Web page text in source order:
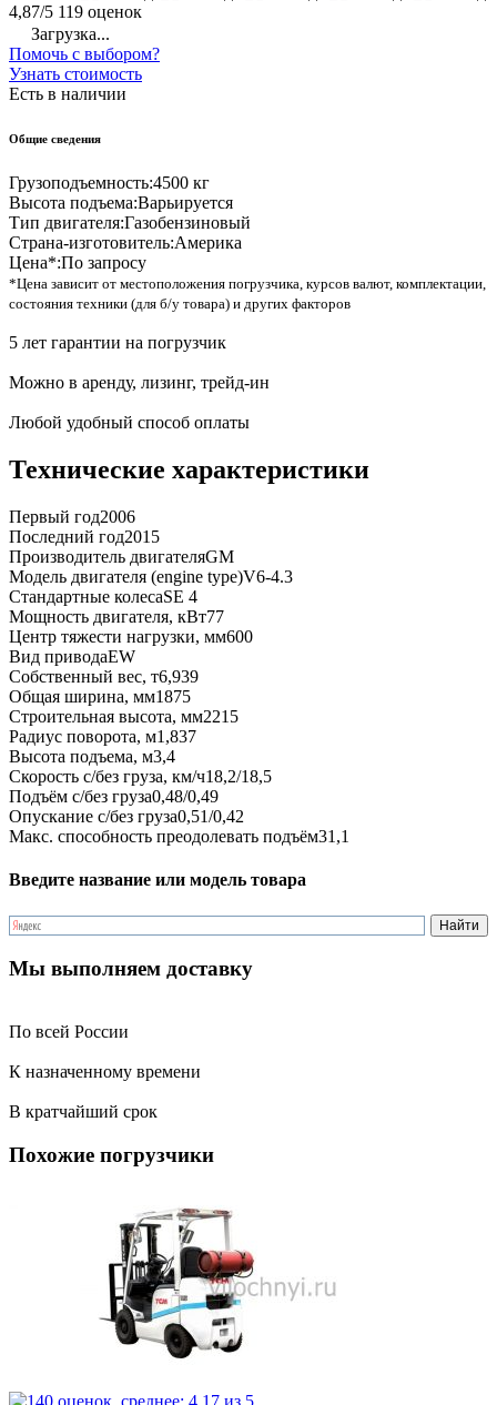
4,87/5 119 оценок
Загрузка...
Помочь с выбором?
Узнать стоимость
Есть в наличии
Общие сведения
Грузоподъемность:4500 кг
Высота подъема:Варьируется
Тип двигателя:Газобензиновый
Страна-изготовитель:Америка
Цена*:По запросу
*Цена зависит от местоположения погрузчика, курсов валют, комплектации,
состояния техники (для б/у товара) и других факторов
5 лет гарантии на погрузчик
Можно в аренду, лизинг, трейд-ин
Любой удобный способ оплаты
Технические характеристики
Первый год2006
Последний год2015
Производитель двигателяGM
Модель двигателя (engine type)V6-4.3
Стандартные колесаSE 4
Мощность двигателя, кВт77
Центр тяжести нагрузки, мм600
Вид приводаEW
Собственный вес, т6,939
Общая ширина, мм1875
Строительная высота, мм2215
Радиус поворота, м1,837
Высота подъема, м3,4
Скорость с/без груза, км/ч18,2/18,5
Подъём с/без груза0,48/0,49
Опускание с/без груза0,51/0,42
Макс. способность преодолевать подъём31,1
Введите название или модель товара
Мы выполняем доставку
По всей России
К назначенному времени
В кратчайший срок
Похожие погрузчики